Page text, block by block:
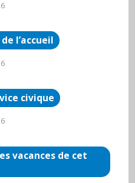
l’accueil
civique
vacances de cet